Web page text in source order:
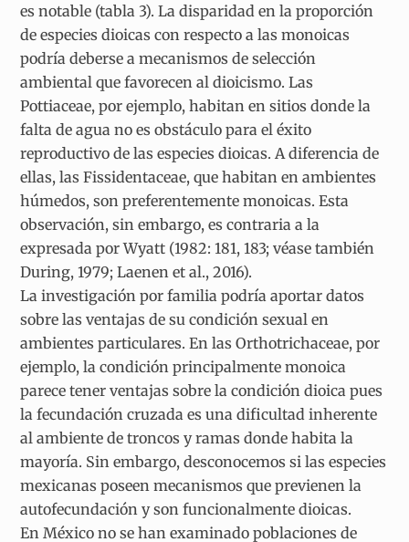
es notable (tabla 3). La disparidad en la proporción
de especies dioicas con respecto a las monoicas
podría deberse a mecanismos de selección
ambiental que favorecen al dioicismo. Las
Pottiaceae, por ejemplo, habitan en sitios donde la
falta de agua no es obstáculo para el éxito
reproductivo de las especies dioicas. A diferencia de
ellas, las Fissidentaceae, que habitan en ambientes
húmedos, son preferentemente monoicas. Esta
observación, sin embargo, es contraria a la
expresada por Wyatt (1982: 181, 183; véase también
During, 1979; Laenen et al., 2016).
La investigación por familia podría aportar datos
sobre las ventajas de su condición sexual en
ambientes particulares. En las Orthotrichaceae, por
ejemplo, la condición principalmente monoica
parece tener ventajas sobre la condición dioica pues
la fecundación cruzada es una dificultad inherente
al ambiente de troncos y ramas donde habita la
mayoría. Sin embargo, desconocemos si las especies
mexicanas poseen mecanismos que previenen la
autofecundación y son funcionalmente dioicas.
En México no se han examinado poblaciones de